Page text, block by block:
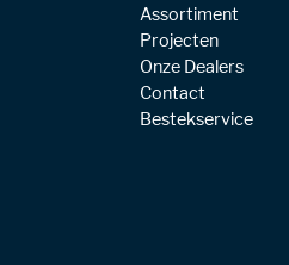
Assortiment
Projecten
Onze Dealers
Contact
Bestekservice